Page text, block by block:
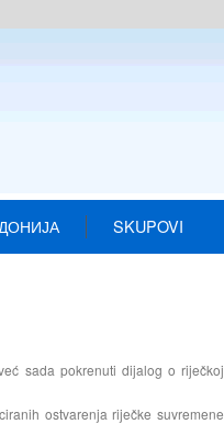
SKUPOVI
sada pokrenuti dijalog o riječkoj
ostvarenja riječke suvremene